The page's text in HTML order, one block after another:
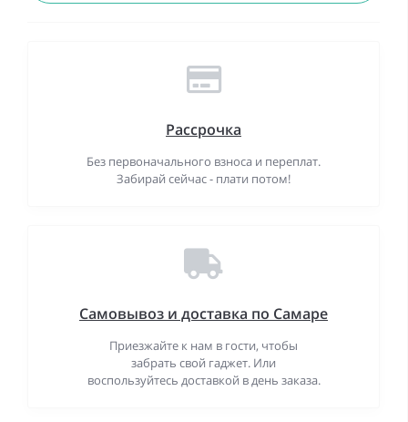
Рассрочка
Без первоначального взноса и переплат.
Забирай сейчас - плати потом!
Самовывоз и доставка по Самаре
Приезжайте к нам в гости, чтобы
забрать свой гаджет. Или
воспользуйтесь доставкой в день заказа.